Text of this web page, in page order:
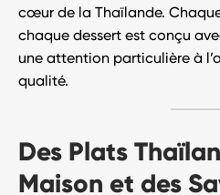
cœur de la Thaïlande.
chaque dessert est conçu
une attention particulière à
qualité.
Des Plats
Maison et des